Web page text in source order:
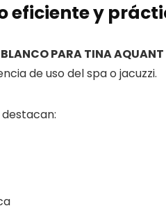
eficiente y
PARA TINA AQUANT
de uso del spa o jacuzzi.